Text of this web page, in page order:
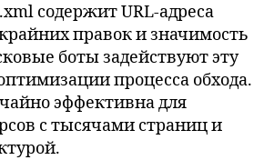
содержит URL-адреса
правок и значимость
боты задействуют эту
процесса обхода.
эффективна для
с тысячами страниц и